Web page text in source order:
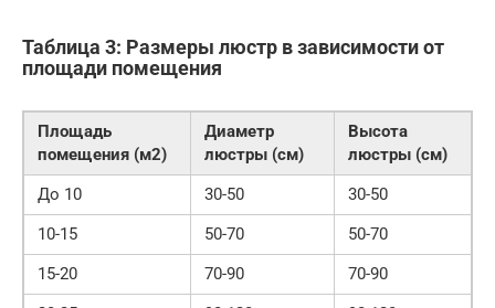
Таблица 3: Размеры люстр в зависимости от
площади помещения
Площадь
помещения (м2)
Диаметр
люстры (см)
Высота
люстры (см)
До 10
30-50
30-50
10-15
50-70
50-70
15-20
70-90
70-90